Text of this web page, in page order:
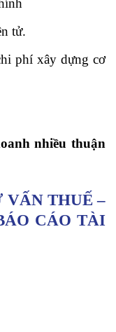
tử.
phí xây dựng cơ
nhiều thuận
VẤN THUẾ –
CÁO TÀI